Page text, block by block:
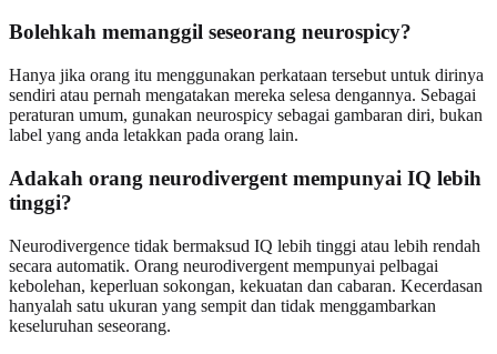
Bolehkah memanggil seseorang neurospicy?
Hanya jika orang itu menggunakan perkataan tersebut untuk dirinya
sendiri atau pernah mengatakan mereka selesa dengannya. Sebagai
peraturan umum, gunakan neurospicy sebagai gambaran diri, bukan
label yang anda letakkan pada orang lain.
Adakah orang neurodivergent mempunyai IQ lebih
tinggi?
Neurodivergence tidak bermaksud IQ lebih tinggi atau lebih rendah
secara automatik. Orang neurodivergent mempunyai pelbagai
kebolehan, keperluan sokongan, kekuatan dan cabaran. Kecerdasan
hanyalah satu ukuran yang sempit dan tidak menggambarkan
keseluruhan seseorang.